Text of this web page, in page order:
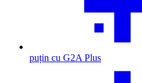
puțin cu G2A Plus